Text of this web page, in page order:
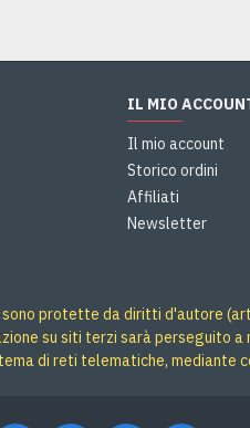
IL MIO
Il mio account
Storico ordini
Affiliati
Newsletter
protette da diritti d'autore
su siti terzi sarà perseguito
di reti telematiche, mediante